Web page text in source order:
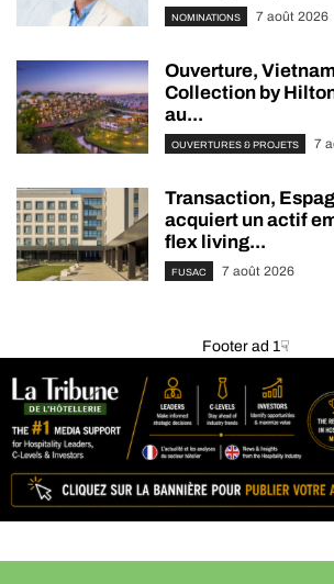
NOMINATIONS 7 août 2026
Ouverture,
Collection by
au...
OUVERTURES & PROJETS 7
Transaction,
acquiert un actif
flex living...
FUSAC 7 août 2026
Footer ad 1☟